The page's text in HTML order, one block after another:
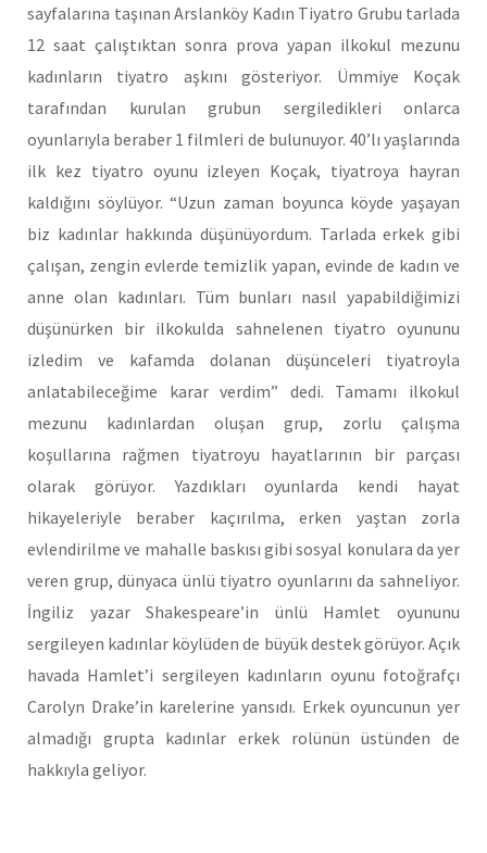
sayfalarına taşınan Arslanköy Kadın Tiyatro Grubu tarlada
12 saat çalıştıktan sonra prova yapan ilkokul mezunu
kadınların tiyatro aşkını gösteriyor. Ümmiye Koçak
tarafından kurulan grubun sergiledikleri onlarca
oyunlarıyla beraber 1 filmleri de bulunuyor. 40’lı yaşlarında
ilk kez tiyatro oyunu izleyen Koçak, tiyatroya hayran
kaldığını söylüyor. “Uzun zaman boyunca köyde yaşayan
biz kadınlar hakkında düşünüyordum. Tarlada erkek gibi
çalışan, zengin evlerde temizlik yapan, evinde de kadın ve
anne olan kadınları. Tüm bunları nasıl yapabildiğimizi
düşünürken bir ilkokulda sahnelenen tiyatro oyununu
izledim ve kafamda dolanan düşünceleri tiyatroyla
anlatabileceğime karar verdim” dedi. Tamamı ilkokul
mezunu kadınlardan oluşan grup, zorlu çalışma
koşullarına rağmen tiyatroyu hayatlarının bir parçası
olarak görüyor. Yazdıkları oyunlarda kendi hayat
hikayeleriyle beraber kaçırılma, erken yaştan zorla
evlendirilme ve mahalle baskısı gibi sosyal konulara da yer
veren grup, dünyaca ünlü tiyatro oyunlarını da sahneliyor.
İngiliz yazar Shakespeare’in ünlü Hamlet oyununu
sergileyen kadınlar köylüden de büyük destek görüyor. Açık
havada Hamlet’i sergileyen kadınların oyunu fotoğrafçı
Carolyn Drake’in karelerine yansıdı. Erkek oyuncunun yer
almadığı grupta kadınlar erkek rolünün üstünden de
hakkıyla geliyor.